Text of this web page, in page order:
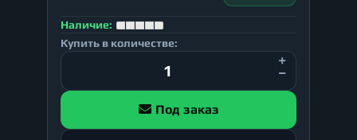
Наличие:
Купить в количестве:
Под заказ